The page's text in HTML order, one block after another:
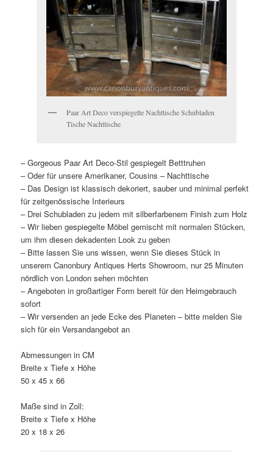
Paar Art Deco verspiegelte Nachttische Schubladen
Tische Nachttische
– Gorgeous Paar Art Deco-Stil gespiegelt Betttruhen
– Oder für unsere Amerikaner, Cousins – Nachttische
– Das Design ist klassisch dekoriert, sauber und minimal perfekt
für zeitgenössische Interieurs
– Drei Schubladen zu jedem mit silberfarbenem Finish zum Holz
– Wir lieben gespiegelte Möbel gemischt mit normalen Stücken,
um ihm diesen dekadenten Look zu geben
– Bitte lassen Sie uns wissen, wenn Sie dieses Stück in
unserem Canonbury Antiques Herts Showroom, nur 25 Minuten
nördlich von London sehen möchten
– Angeboten in großartiger Form bereit für den Heimgebrauch
sofort
– Wir versenden an jede Ecke des Planeten – bitte melden Sie
sich für ein Versandangebot an
Abmessungen in CM
Breite x Tiefe x Höhe
50 x 45 x 66
Maße sind in Zoll:
Breite x Tiefe x Höhe
20 x 18 x 26